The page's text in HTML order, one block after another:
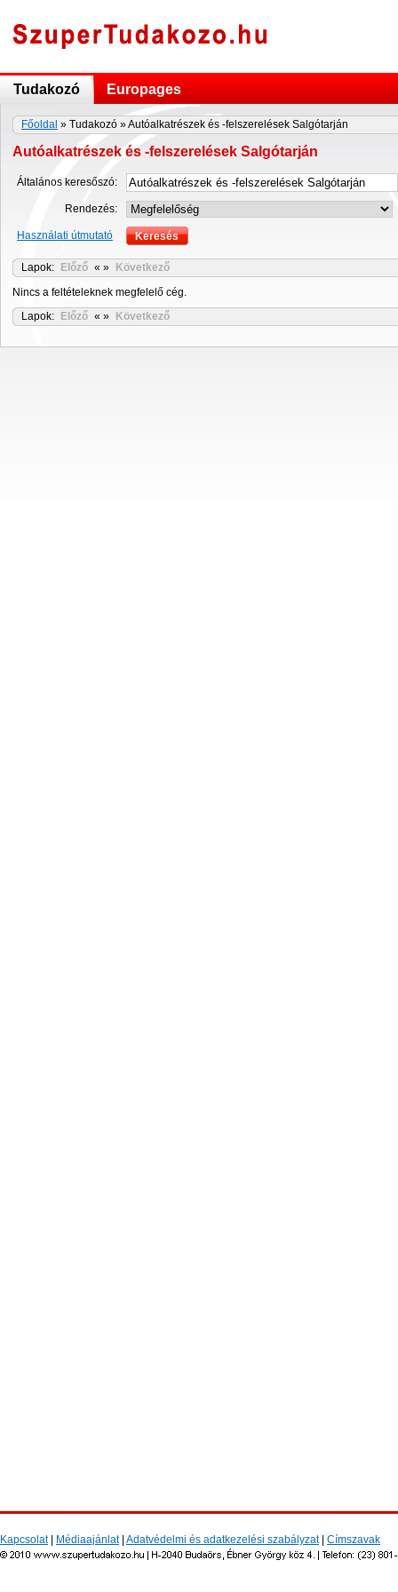
Tudakozó Europages
Főoldal » Tudakozó » Autóalkatrészek és -felszerelések Salgótarján
Autóalkatrészek és -felszerelések Salgótarján
Általános keresőszó:
Rendezés:
Használati útmutató
Lapok: Előző « »
Következő
Nincs a feltételeknek megfelelő cég.
Lapok:
Előző « » Következő
Kapcsolat| Médiaajánlat| Adatvédelmi és adatkezelési szabályzat| Címszavak